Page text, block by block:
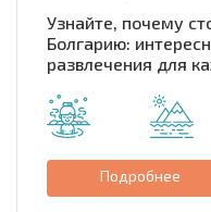
Узнайте, почему
Болгарию:
развлечения для
Подробнее